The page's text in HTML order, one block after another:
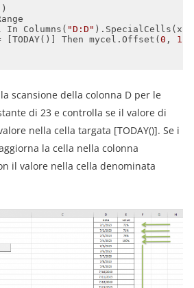
In Columns(
"D:D"
[TODAY()] Then mycel.Offset(
0 , 1
scansione della colonna D per le
di 23 e controlla se il valore di
nella cella targata [TODAY()]. Se i
la cella nella colonna
il valore nella cella denominata